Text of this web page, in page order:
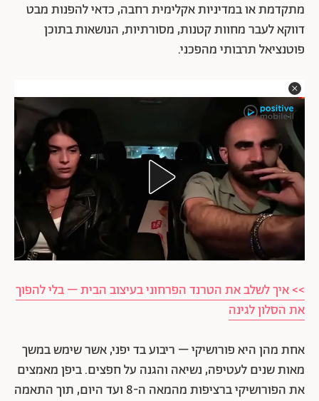
מתקדמת או במדיניות אקלימית רחבה, כדאי להפנות מבט
דווקא לעבר מחוות קטנות, מסורתיות, הנושאות בתוכן
פוטנציאל תרבותי מהפכני.
>> איך לשלב את הטרנד הפרחוני בעיצוב הבית – בלי להפוך
את הסלון לגינה
אחת מהן היא פורושיקי – ריבוע בד יפני, אשר שימש במשך
מאות שנים לעטיפה, נשיאה והגנה על חפצים. ביפן מאמצים
את הפורושיקי ברציפות מהמאה ה-8 ועד היום, תוך התאמה